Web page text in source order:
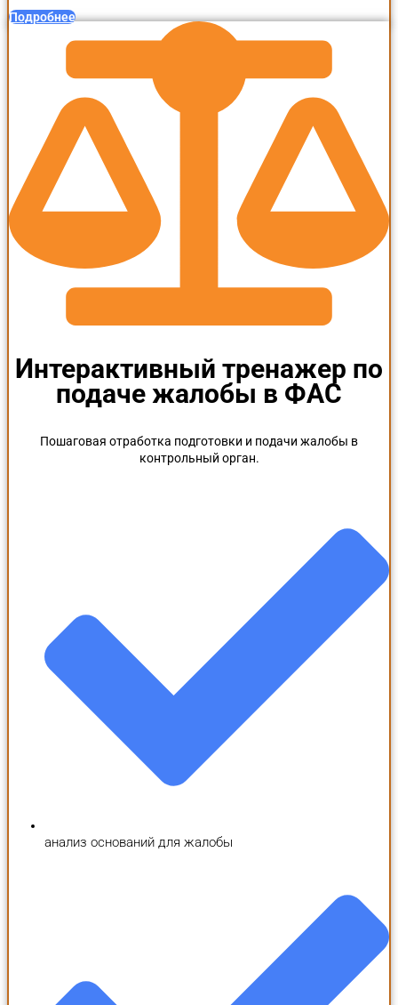
Подробнее
Интерактивный тренажер по
подаче жалобы в ФАС
Пошаговая отработка подготовки и подачи жалобы в
контрольный орган.
анализ оснований для жалобы